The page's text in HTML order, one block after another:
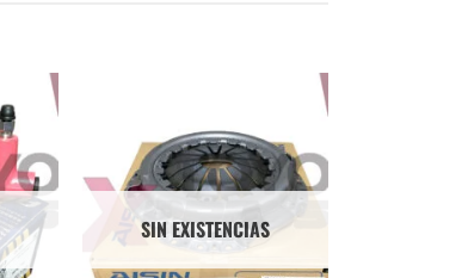
SIN EXISTENCIAS